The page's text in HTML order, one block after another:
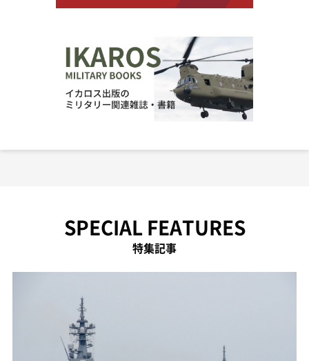
SPECIAL FEATURES
特集記事